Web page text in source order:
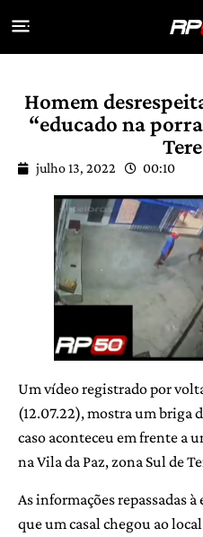
Homem
“educado na
julho 13, 2022 00:10
Um vídeo registrado por
(12.07.22), mostra um briga
caso aconteceu em frente a
na Vila da Paz, zona Sul de
As informações repassadas à
que um casal chegou ao